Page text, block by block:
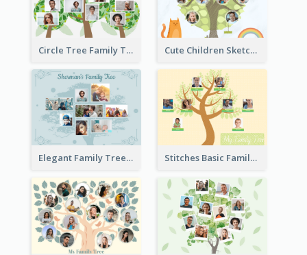
Circle Tree Family Tree Cute Children Sketch Family Tree
Elegant Family Tree Stitches Basic Family Tree